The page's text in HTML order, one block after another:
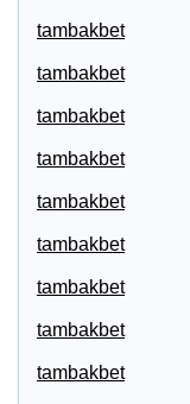
tambakbet
tambakbet
tambakbet
tambakbet
tambakbet
tambakbet
tambakbet
tambakbet
tambakbet